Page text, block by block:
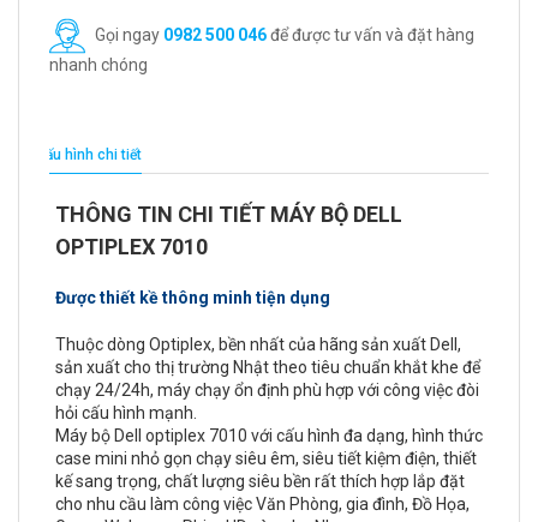
Gọi ngay 0982 500 046để được tư vấn và đặt hàng
nhanh chóng
Cấu hình chi tiết
THÔNG TIN CHI TIẾT MÁY BỘ DELL
OPTIPLEX 7010
Được thiết kề thông minh tiện dụng
Thuộc dòng Optiplex, bền nhất của hãng sản xuất Dell,
sản xuất cho thị trường Nhật theo tiêu chuẩn khắt khe để
chạy 24/24h, máy chạy ổn định phù hợp với công việc đòi
hỏi cấu hình mạnh.
Máy bộ Dell optiplex 7010 với cấu hình đa dạng, hình thức
case mini nhỏ gọn chạy siêu êm, siêu tiết kiệm điện, thiết
kế sang trọng, chất lượng siêu bền rất thích hợp lắp đặt
cho nhu cầu làm công việc Văn Phòng, gia đình, Đồ Họa,